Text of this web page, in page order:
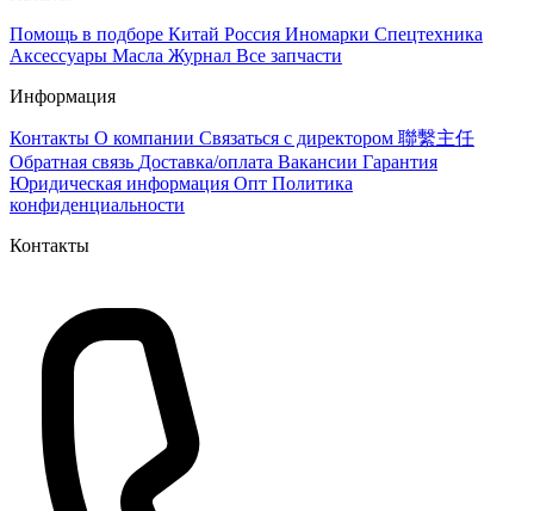
Помощь в подборе Китай Россия Иномарки Спецтехника
Аксессуары Масла Журнал Все запчасти
Информация
Контакты О компании Связаться с директором 聯繫主任
Обратная связь Доставка/оплата Вакансии Гарантия
Юридическая информация Опт Политика
конфиденциальности
Контакты